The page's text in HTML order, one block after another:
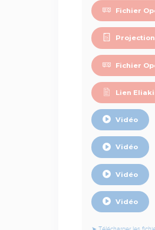
Fichier
Fichier
Lien
Vidéo
Vidéo
Vidéo
Vidéo